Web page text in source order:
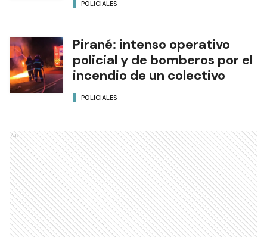
POLICIALES
Pirané: intenso operativo
policial y de bomberos por el
incendio de un colectivo
POLICIALES
Ads